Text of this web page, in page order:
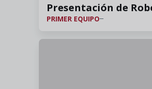
Presentación de
PRIMER EQUIPO